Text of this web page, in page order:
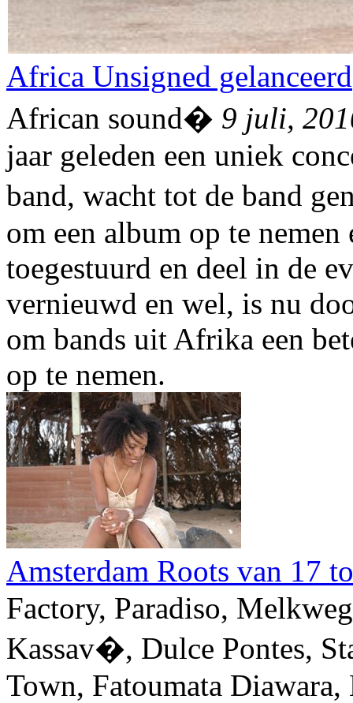
Africa Unsigned gelanceerd
African sound� 9 juli,
jaar geleden een uniek
band, wacht tot de band
om een album op te
toegestuurd en deel in de
vernieuwd en wel, is nu
om bands uit Afrika een
op te nemen.
Amsterdam Roots van 17
Factory, Paradiso,
Kassav�, Dulce Pontes,
Town, Fatoumata